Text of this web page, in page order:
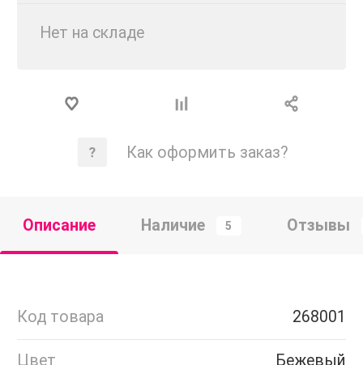
Нет на складе
Как оформить заказ?
Описание Наличие 5 Отзывы
Код товара 268001
Цвет Бежевый